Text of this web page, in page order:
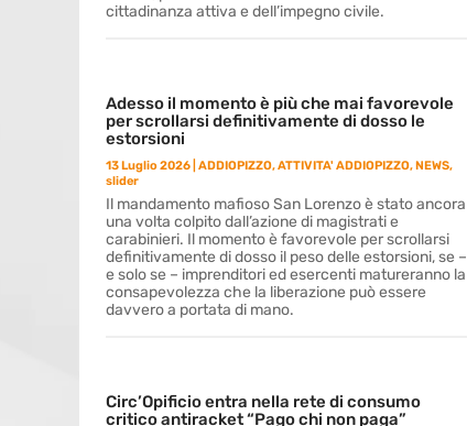
cittadinanza attiva e dell’impegno civile.
Adesso il momento è più che mai favorevole
per scrollarsi definitivamente di dosso le
estorsioni
13 Luglio 2026 ADDIOPIZZO,ATTIVITA' ADDIOPIZZO,NEWS,
slider
Il mandamento mafioso San Lorenzo è stato ancora
una volta colpito dall’azione di magistrati e
carabinieri. Il momento è favorevole per scrollarsi
definitivamente di dosso il peso delle estorsioni, se –
e solo se – imprenditori ed esercenti matureranno la
consapevolezza che la liberazione può essere
davvero a portata di mano.
Circ’Opificio entra nella rete di consumo
critico antiracket “Pago chi non paga”